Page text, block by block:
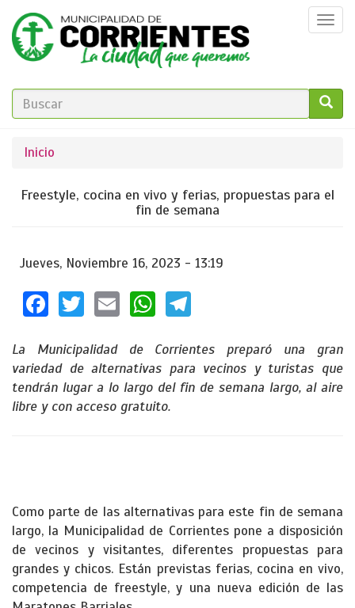
Pasar
contenido
principal
FORMULARIO
BÚSQUEDA
Se
encuentra
usted
Inicio
Freestyle, cocina en vivo y ferias, propuestas para el
fin de semana
Jueves, Noviembre 16, 2023 - 13:19
Facebook
TwitterEmailWhatsApp
La Municipalidad de Corrientes preparó una gran
variedad de alternativas para vecinos y turistas que
tendrán lugar a lo largo del fin de semana largo, al aire
libre y con acceso gratuito.
Como parte de las alternativas para este fin de semana
largo, la Municipalidad de Corrientes pone a disposición
de vecinos y visitantes, diferentes propuestas para
grandes y chicos. Están previstas ferias, cocina en vivo,
competencia de freestyle, y una nueva edición de las